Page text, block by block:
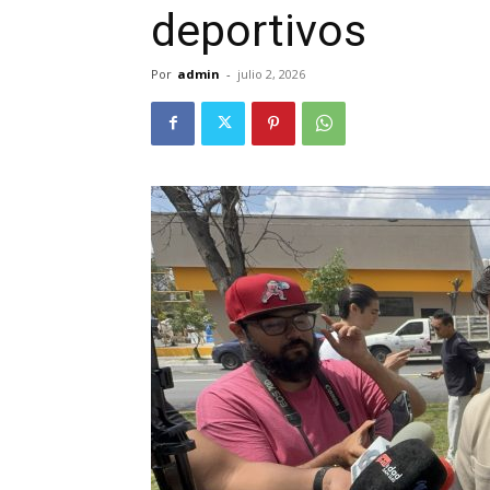
deportivos
Por admin - julio 2, 2026